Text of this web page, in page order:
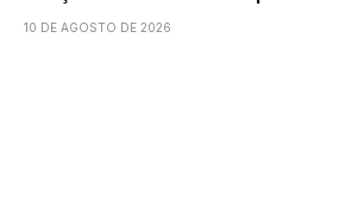
10 DE AGOSTO DE 2026